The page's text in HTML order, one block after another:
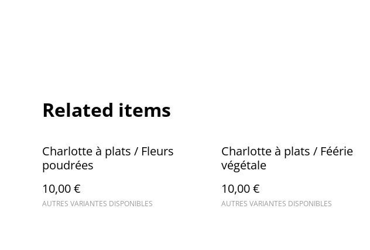
Related items
Charlotte à plats / Fleurs
poudrées
10,00 €
AUTRES VARIANTES DISPONIBLES
Charlotte à plats / Féérie
végétale
10,00 €
AUTRES VARIANTES DISPONIBLES